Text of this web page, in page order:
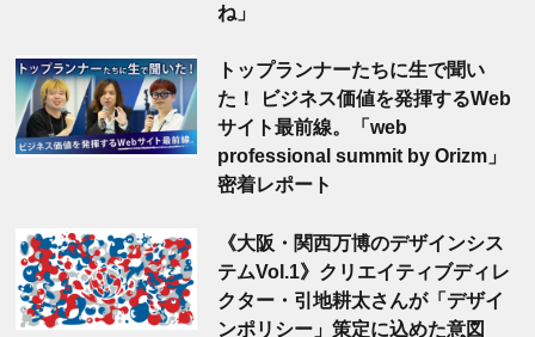
ね」
トップランナーたちに生で聞い
た！ ビジネス価値を発揮するWeb
サイト最前線。「web
professional summit by Orizm」
密着レポート
《大阪・関西万博のデザインシス
テムVol.1》クリエイティブディレ
クター・引地耕太さんが「デザイ
ンポリシー」策定に込めた意図